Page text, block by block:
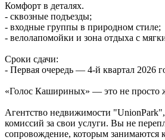
Комфорт в деталях.
- сквозные подъезды;
- входные группы в природном стиле;
- велолапомойки и зона отдыха с
Сроки сдачи:
- Первая очередь — 4‑й квартал 2026
«Голос Кашириных» — это не просто
Агентство недвижимости
комиссий за свои услуги. Вы не
сопровождение, которым занимаются